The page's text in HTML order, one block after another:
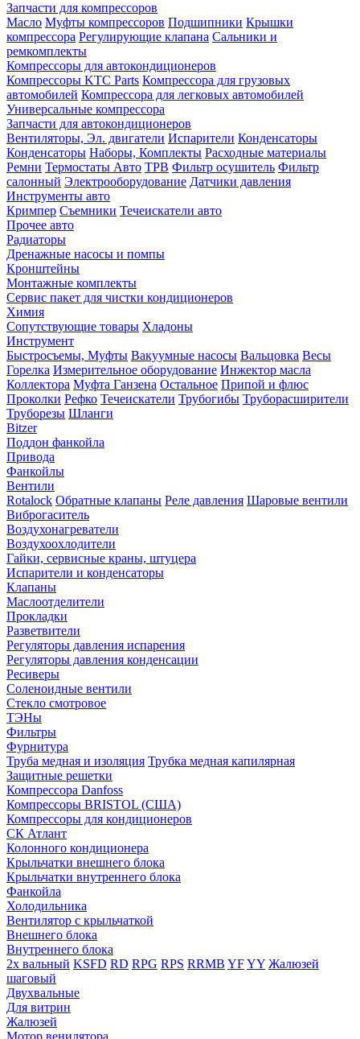
Запчасти для компрессоров
Масло Муфты компрессоров Подшипники Крышки
компрессора Регулирующие клапана Сальники и
ремкомплекты
Компрессоры для автокондиционеров
Компрессоры KTC Parts Компрессора для грузовых
автомобилей Компрессора для легковых автомобилей
Универсальные компрессора
Запчасти для автокондиционеров
Вентиляторы, Эл. двигатели Испарители Конденсаторы
Конденсаторы Наборы, Комплекты Расходные материалы
Ремни Термостаты Авто ТРВ Фильтр осушитель Фильтр
салонный Электрооборудование Датчики давления
Инструменты авто
Кримпер Съемники Течеискатели авто
Прочее авто
Радиаторы
Дренажные насосы и помпы
Кронштейны
Монтажные комплекты
Сервис пакет для чистки кондиционеров
Химия
Сопутствующие товары Хладоны
Инструмент
Быстросъемы, Муфты Вакуумные насосы Вальцовка Весы
Горелка Измерительное оборудование Инжектор масла
Коллектора Муфта Ганзена Остальное Припой и флюс
Проколки Рефко Течеискатели Трубогибы Труборасширители
Труборезы Шланги
Bitzer
Поддон фанкойла
Привода
Фанкойлы
Вентили
Rotalock Обратные клапаны Реле давления Шаровые вентили
Виброгаситель
Воздухонагреватели
Воздухоохлодители
Гайки, сервисные краны, штуцера
Испарители и конденсаторы
Клапаны
Маслоотделители
Прокладки
Разветвители
Регуляторы давления испарения
Регуляторы давления конденсации
Ресиверы
Соленоидные вентили
Стекло смотровое
ТЭНы
Фильтры
Фурнитура
Труба медная и изоляция Трубка медная капилярная
Защитные решетки
Компрессора Danfoss
Компрессоры BRISTOL (США)
Компрессоры для кондиционеров
СК Атлант
Колонного кондиционера
Крыльчатки внешнего блока
Крыльчатки внутреннего блока
Фанкойла
Холодильника
Вентилятор с крыльчаткой
Внешнего блока
Внутреннего блока
2х вальный KSFD RD RPG RPS RRMB YFYY Жалюзей
шаговый
Двухвальные
Для витрин
Жалюзей
Мотор венилятора